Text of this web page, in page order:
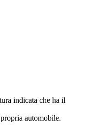
indicata che ha il
automobile.